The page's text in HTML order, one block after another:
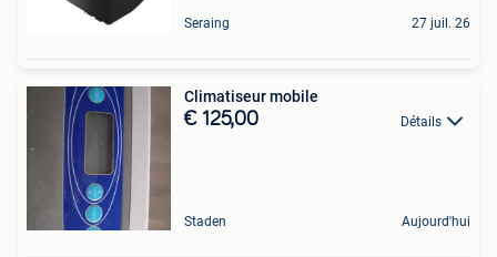
Seraing 27 juil. 26
Climatiseur mobile
€ 125,00 Détails
Staden Aujourd'hui